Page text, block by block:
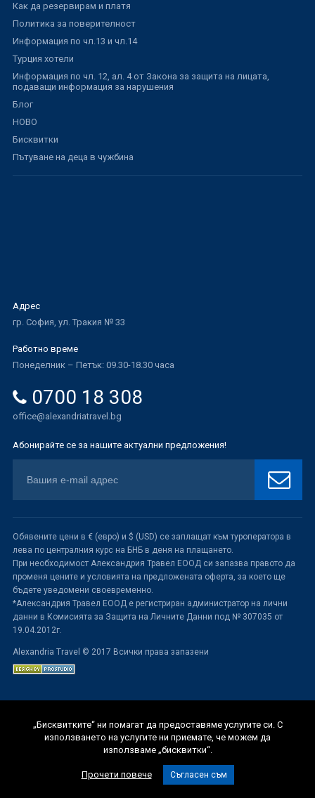
Как да резервирам и платя
Политика за поверителност
Информация по чл.13 и чл.14
Турция хотели
Информация по чл. 12, ал. 4 от Закона за защита на лицата,
подаващи информация за нарушения
Блог
НОВО
Бисквитки
Пътуване на деца в чужбина
Адрес
гр. София, ул. Тракия № 33
Работно време
Понеделник – Петък: 09.30-18.30 часа
0700 18 308
office@alexandriatravel.bg
Абонирайте се за нашите актуални предложения!
Обявените цени в € (евро) и $ (USD) се заплащат към туроператора в
лева по централния курс на БНБ в деня на плащането.
При необходимост Александрия Травел ЕООД си запазва правото да
променя цените и условията на предложената оферта, за което ще
бъдете уведомени своевременно.
*Александрия Травел ЕООД е регистриран администратор на лични
данни в Комисията за Защита на Личните Данни под № 307035 от
19.04.2012г.
Alexandria Travel © 2017 Всички права запазени
„Бисквитките“ ни помагат да предоставяме услугите си. С
използването на услугите ни приемате, че можем да
използваме „бисквитки“.
Прочети повече Съгласен съм